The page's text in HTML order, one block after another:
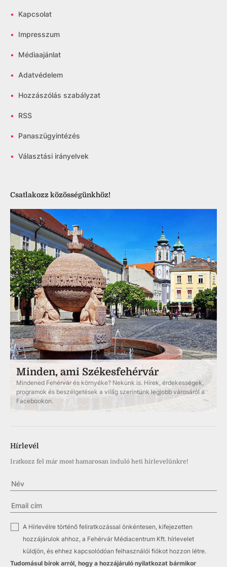
• Kapcsolat
• Impresszum
• Médiaajánlat
• Adatvédelem
• Hozzászólás szabályzat
• RSS
• Panaszügyintézés
• Választási irányelvek
Csatlakozz közösségünkhöz!
Minden, ami Székesfehérvár
Mindened Fehérvár és környéke? Nekünk is. Hírek, érdekességek,
programok és beszélgetések a világ szerintünk legjobb városáról a
Facebookon.
Hírlevél
Iratkozz fel már most hamarosan induló heti hírlevelünkre!
A Hírlevélre történő feliratkozással önkéntesen, kifejezetten
hozzájárulok ahhoz, a Fehérvár Médiacentrum Kft. hírlevelet
küldjön, és ehhez kapcsolódóan felhasználói fiókot hozzon létre.
Tudomásul bírok arról, hogy a hozzájáruló nyilatkozat bármikor